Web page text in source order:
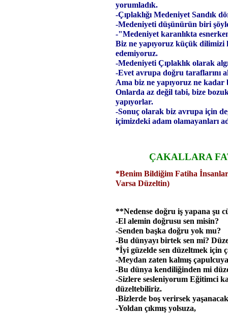
yorumladık.
-Çıplaklığı Medeniyet Sandık
-Medeniyeti düşünürün biri
-"Medeniyet karanlıkta
Biz ne yapıyoruz küçük dilimizi
edemiyoruz.
-Medeniyeti Çıplaklık olarak
-Evet avrupa doğru taraflarını
Ama biz ne yapıyoruz ne kadar
Onlarda az değil tabi, bize
yapıyorlar.
-Sonuç olarak biz avrupa için
içimizdeki adam olamayanları
ÇAKALLARA
*Benim Bildiğim Fatiha
Varsa Düzeltin)
**Nedense doğru iş yapana şu
-El alemin doğrusu sen misin?
-Senden başka doğru yok mu?
-Bu dünyayı birtek sen mi?
*İyi güzelde sen düzeltmek için
-Meydan zaten kalmış
-Bu dünya kendiliğinden mi
-Sizlere sesleniyorum Eğitimci
düzeltebiliriz.
-Bizlerde boş verirsek
-Yoldan çıkmış yolsuza,